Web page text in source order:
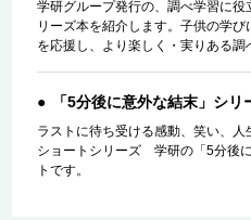
学研グループ発行の、調べ学習に
リーズ本を紹介します。子供の学
を応援し、より楽しく・実りある調
「5分後に意外な結末」シリ
ラストに待ち受ける感動、笑い、
ショートシリーズ 学研の「5分後
トです。